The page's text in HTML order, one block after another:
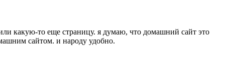
какую-то еще страницу. я думаю, что домашний сайт это
сайтом. и народу удобно.